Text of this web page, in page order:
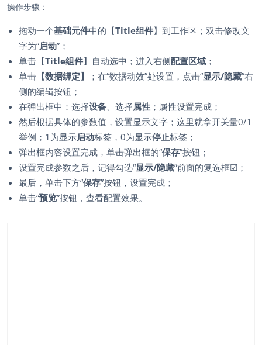
操作步骤：
拖动一个基础元件中的【Title组件】到工作区；双击修改文
字为“启动”；
单击【Title组件】自动选中；进入右侧配置区域 ；
单击 【数据绑定】 ；在“数据动效”处设置，点击“显示/隐藏”右
侧的编辑按钮；
在弹出框中：选择设备、选择属性 ；属性设置完成；
然后根据具体的参数值，设置显示文字；这里就拿开关量0/1
举例；1为显示启动标签，0为显示停止标签；
弹出框内容设置完成，单击弹出框的“保存”按钮；
设置完成参数之后，记得勾选“显示/隐藏”前面的复选框☑ ；
最后，单击下方“保存”按钮，设置完成；
单击“预览”按钮，查看配置效果。